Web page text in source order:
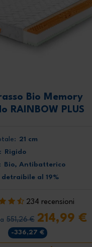
Bio Memory
RAINBOW PLUS
21 cm
Rigido
Bio, Antibatterico
al 19%
234 recensioni
551,26 € 214,99 €
-336,27 €